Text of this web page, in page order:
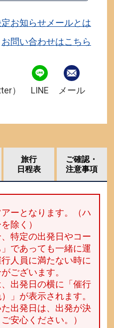
お知らせメールとは
お問い合わせはこちら
） LINE メール
旅行
日程表
ご確認・
注意事項
ーとなります。（ハ
除く）
特定の出発日やコー
であっても一緒に運
人員に満たない時に
ございます。
、出発日の横に「催行
」が表示されます。
出発日は、出発が決
安心ください。）